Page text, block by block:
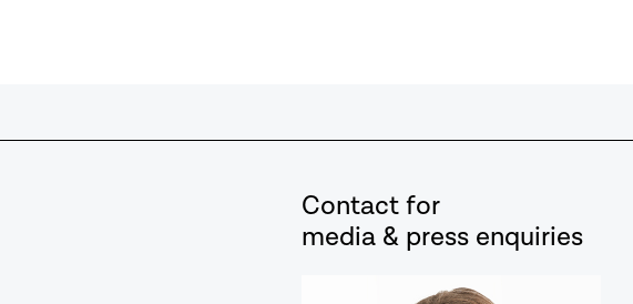
Contact for
media & press enquiries